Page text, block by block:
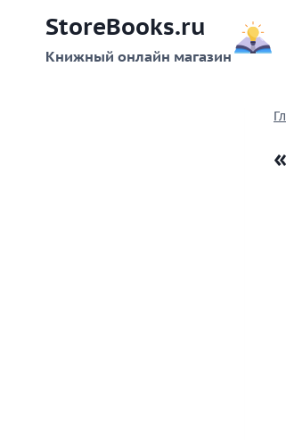
содержимому
StoreBooks.ru
Книжный онлайн магазин